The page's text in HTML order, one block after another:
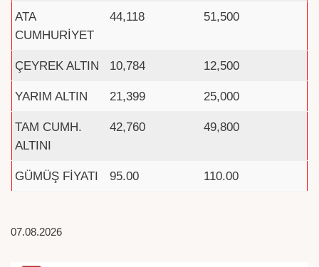
ATA
CUMHURİYET
44,118 51,500
ÇEYREK ALTIN 10,784 12,500
YARIM ALTIN 21,399 25,000
TAM CUMH.
ALTINI
42,760 49,800
GÜMÜŞ FİYATI 95.00 110.00
07.08.2026